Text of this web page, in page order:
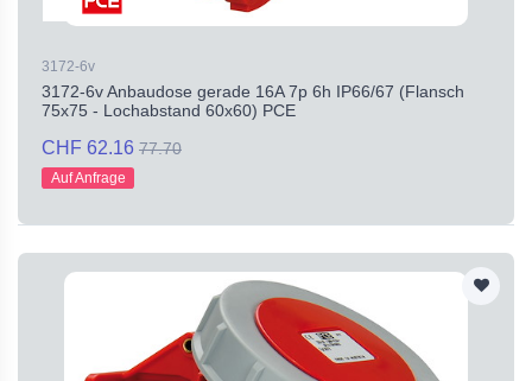
3172-6v
3172-6v Anbaudose gerade 16A 7p 6h IP66/67 (Flansch
75x75 - Lochabstand 60x60) PCE
CHF 62.16 77.70
Auf Anfrage